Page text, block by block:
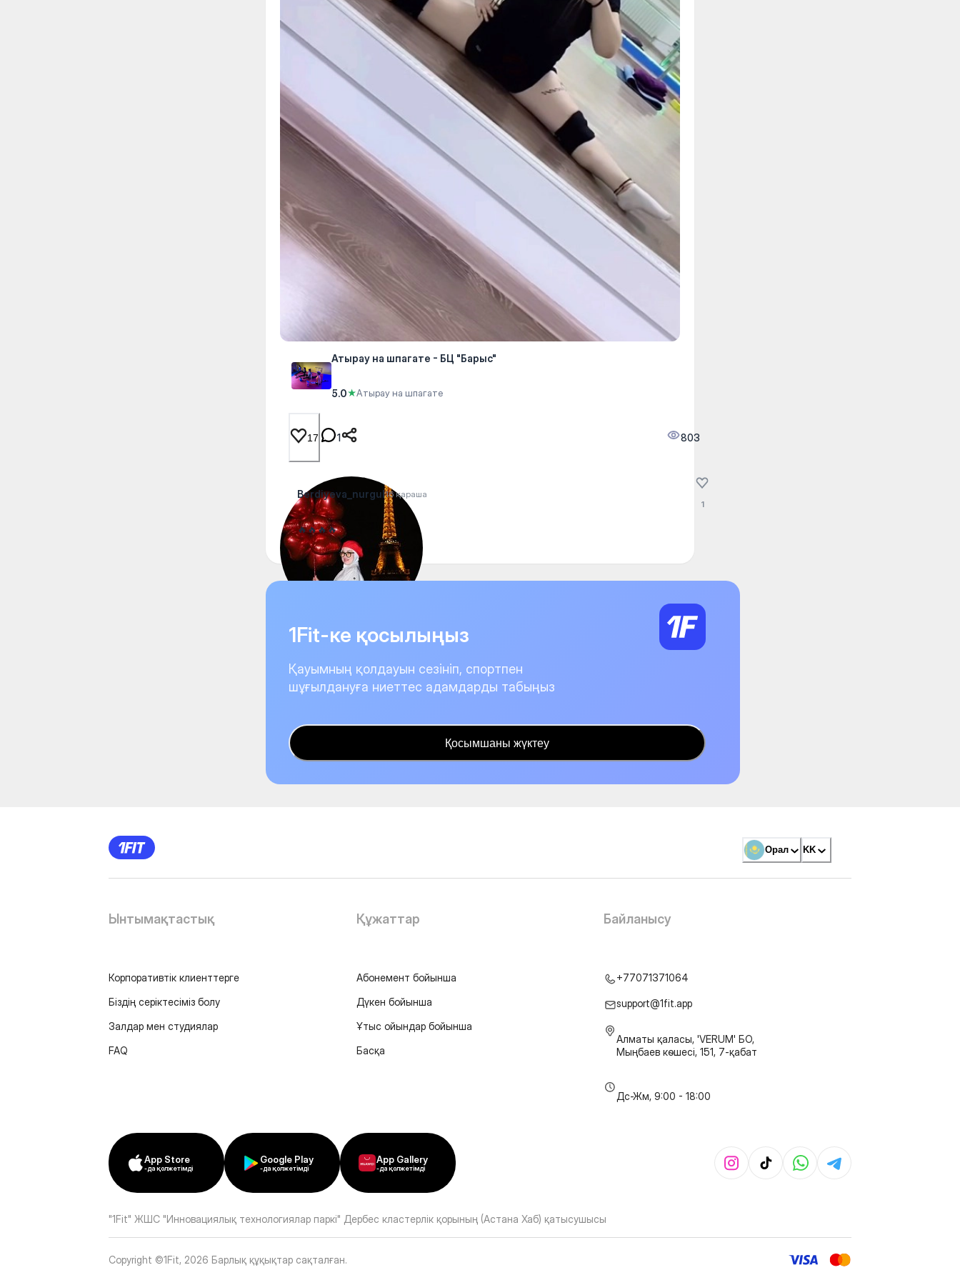
Атырау на шпагате - БЦ "Барыс"
5.0★Атырау на шпагате
17 1 803
Berdiyeva_nurgul16 қараша
🔥🔥🔥🔥
1
1Fit-ке қосылыңыз
Қауымның қолдауын сезініп, спортпен
шұғылдануға ниеттес адамдарды табыңыз
Қосымшаны жүктеу
Орал KK
Ынтымақтастық
Корпоративтік клиенттерге
Біздің серіктесіміз болу
Залдар мен студиялар
FAQ
Құжаттар
Абонемент бойынша
Дүкен бойынша
Ұтыс ойындар бойынша
Басқа
Байланысу
+77071371064
support@1fit.app
Алматы қаласы, 'VERUM' БО,
Мыңбаев көшесі, 151, 7-қабат
Дс-Жм, 9:00 - 18:00
App Store
-да қолжетімді
Google Play
-да қолжетімді
App Gallery
-да қолжетімді
"1Fit" ЖШС "Инновациялық технологиялар паркі" Дербес кластерлік қорының (Астана Хаб) қатысушысы
Copyright ©1Fit, 2026 Барлық құқықтар сақталған.